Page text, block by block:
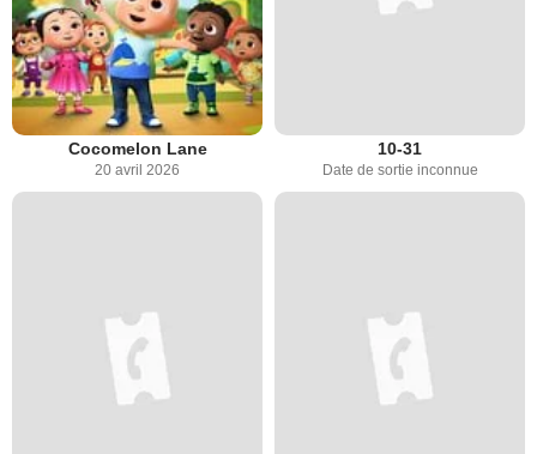
Cocomelon Lane
20 avril 2026
10-31
Date de sortie inconnue